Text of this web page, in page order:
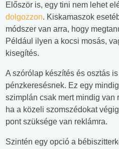
Először is, egy tini nem lehet
dolgozzon. Kiskamaszok
módszer van arra, hogy
Például ilyen a kocsi mosás,
kisegítés.
A szórólap készítés és osztás
pénzkeresésnek. Ez egy
szimplán csak mert mindig van
ha a közeli szomszédokat
pont szüksége van reklámra.
Szintén egy opció a